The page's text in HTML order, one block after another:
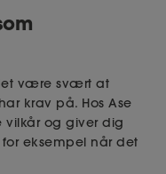
være svært at
krav på. Hos Ase
og giver dig
eksempel når det